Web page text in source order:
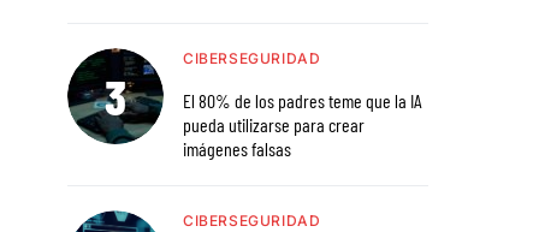
CIBERSEGURIDAD
El 80% de los padres teme que la IA
pueda utilizarse para crear
imágenes falsas
CIBERSEGURIDAD